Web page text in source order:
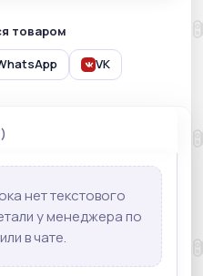
товаром
VK
нет текстового
у менеджера по
в чате.